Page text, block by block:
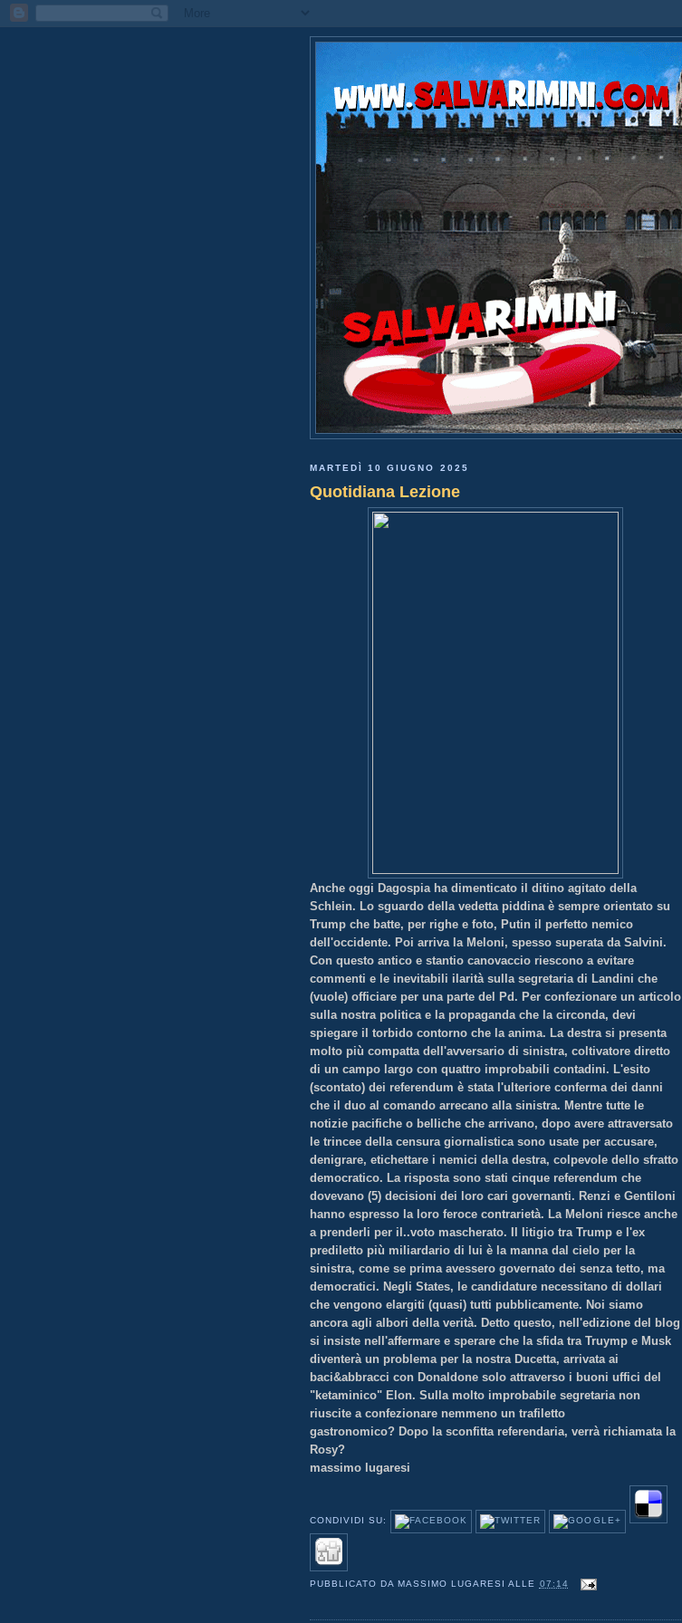
MARTEDÌ 10 GIUGNO 2025
Quotidiana Lezione
Anche oggi Dagospia ha dimenticato il ditino agitato della
Schlein. Lo sguardo della vedetta piddina è sempre orientato su
Trump che batte, per righe e foto, Putin il perfetto nemico
dell'occidente. Poi arriva la Meloni, spesso superata da Salvini.
Con questo antico e stantio canovaccio riescono a evitare
commenti e le inevitabili ilarità sulla segretaria di Landini che
(vuole) officiare per una parte del Pd. Per confezionare un articolo
sulla nostra politica e la propaganda che la circonda, devi
spiegare il torbido contorno che la anima. La destra si presenta
molto più compatta dell'avversario di sinistra, coltivatore diretto
di un campo largo con quattro improbabili contadini. L'esito
(scontato) dei referendum è stata l'ulteriore conferma dei danni
che il duo al comando arrecano alla sinistra. Mentre tutte le
notizie pacifiche o belliche che arrivano, dopo avere attraversato
le trincee della censura giornalistica sono usate per accusare,
denigrare, etichettare i nemici della destra, colpevole dello sfratto
democratico. La risposta sono stati cinque referendum che
dovevano (5) decisioni dei loro cari governanti. Renzi e Gentiloni
hanno espresso la loro feroce contrarietà. La Meloni riesce anche
a prenderli per il..voto mascherato. Il litigio tra Trump e l'ex
prediletto più miliardario di lui è la manna dal cielo per la
sinistra, come se prima avessero governato dei senza tetto, ma
democratici. Negli States, le candidature necessitano di dollari
che vengono elargiti (quasi) tutti pubblicamente. Noi siamo
ancora agli albori della verità. Detto questo, nell'edizione del blog
si insiste nell'affermare e sperare che la sfida tra Truymp e Musk
diventerà un problema per la nostra Ducetta, arrivata ai
baci&abbracci con Donaldone solo attraverso i buoni uffici del
"ketaminico" Elon. Sulla molto improbabile segretaria non
riuscite a confezionare nemmeno un trafiletto
gastronomico? Dopo la sconfitta referendaria, verrà richiamata la
Rosy?
massimo lugaresi
CONDIVIDI SU:
PUBBLICATO DA MASSIMO LUGARESI ALLE 07:14